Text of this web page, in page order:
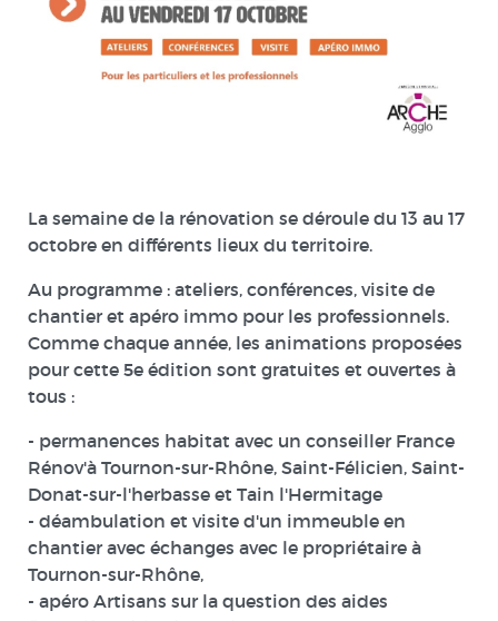
La semaine de la rénovation se déroule du 13 au 17
octobre en différents lieux du territoire.
Au programme : ateliers, conférences, visite de
chantier et apéro immo pour les professionnels.
Comme chaque année, les animations proposées
pour cette 5e édition sont gratuites et ouvertes à
tous :
- permanences habitat avec un conseiller France
Rénov'à Tournon-sur-Rhône, Saint-Félicien, Saint-
Donat-sur-l'herbasse et Tain l'Hermitage
- déambulation et visite d'un immeuble en
chantier avec échanges avec le propriétaire à
Tournon-sur-Rhône,
- apéro Artisans sur la question des aides